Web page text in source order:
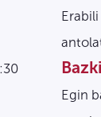
Egin